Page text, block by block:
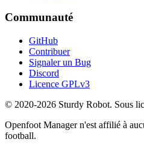
Communauté
GitHub
Contribuer
Signaler un Bug
Discord
Licence GPLv3
© 2020-2026 Sturdy Robot. Sous
Openfoot Manager n'est affilié à
football.